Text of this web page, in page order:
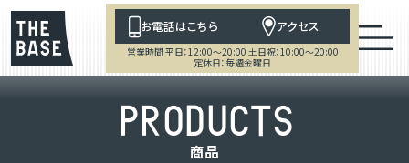
お電話はこちら アクセス
営業時間 平日：12:00～20:00 土日祝：10:00～20:00
定休日：毎週金曜日
PRODUCTS
商品